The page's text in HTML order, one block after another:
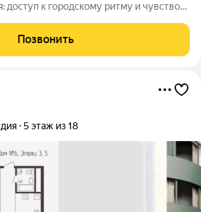
доступ к городскому ритму и чувство
понятные маршруты, близость
Позвонить
5 этаж из 18